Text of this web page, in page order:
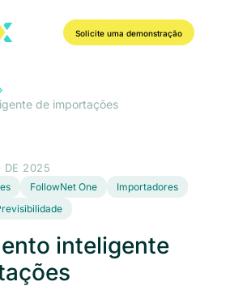
Solicite uma demonstração
de importações
DE 2025
FollowNet One
Importadores
inteligente